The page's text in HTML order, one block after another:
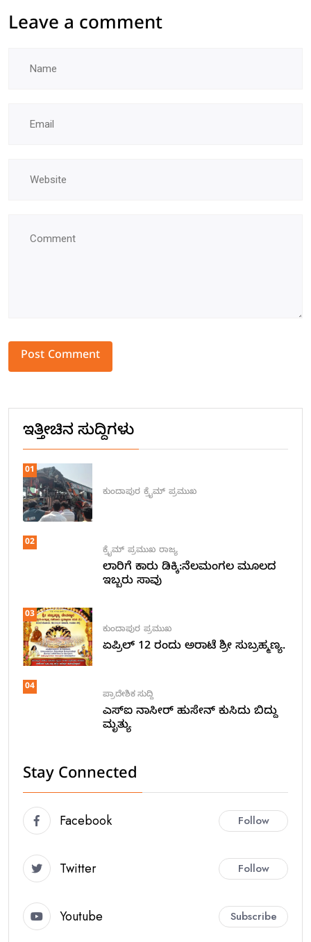
Leave a comment
ಇತ್ತೀಚಿನ ಸುದ್ದಿಗಳು
01
ಕುಂದಾಪುರ ಕ್ರೈಮ್ ಪ್ರಮುಖ
02
ಕ್ರೈಮ್ ಪ್ರಮುಖ ರಾಜ್ಯ
ಲಾರಿಗೆ ಕಾರು ಡಿಕ್ಕಿ:ನೆಲಮಂಗಲ ಮೂಲದ
ಇಬ್ಬರು ಸಾವು
03
ಕುಂದಾಪುರ ಪ್ರಮುಖ
ಏಪ್ರಿಲ್ 12 ರಂದು ಅರಾಟೆ ಶ್ರೀ ಸುಬ್ರಹ್ಮಣ್ಯ.
04
ಪ್ರಾದೇಶಿಕ ಸುದ್ದಿ
ಎಸ್ಐ ನಾಸೀರ್ ಹುಸೇನ್ ಕುಸಿದು ಬಿದ್ದು
ಮೃತ್ಯು
Stay Connected
Facebook Follow
Twitter Follow
Youtube Subscribe